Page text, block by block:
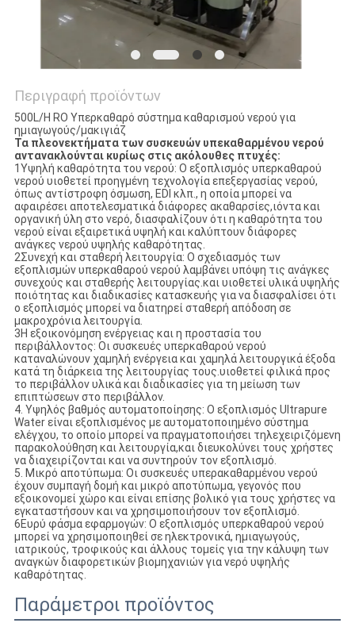
Περιγραφή προϊόντων
500L/H RO Υπερκαθαρό σύστημα καθαρισμού νερού για
ημιαγωγούς/μακιγιάζ
Τα πλεονεκτήματα των συσκευών υπεκαθαρμένου νερού
αντανακλούνται κυρίως στις ακόλουθες πτυχές:
1Υψηλή καθαρότητα του νερού: Ο εξοπλισμός υπερκαθαρού
νερού υιοθετεί προηγμένη τεχνολογία επεξεργασίας νερού,
όπως αντίστροφη όσμωση, EDI κλπ., η οποία μπορεί να
αφαιρέσει αποτελεσματικά διάφορες ακαθαρσίες,ιόντα και
οργανική ύλη στο νερό, διασφαλίζουν ότι η καθαρότητα του
νερού είναι εξαιρετικά υψηλή και καλύπτουν διάφορες
ανάγκες νερού υψηλής καθαρότητας.
2Συνεχή και σταθερή λειτουργία: Ο σχεδιασμός των
εξοπλισμών υπερκαθαρού νερού λαμβάνει υπόψη τις ανάγκες
συνεχούς και σταθερής λειτουργίας.και υιοθετεί υλικά υψηλής
ποιότητας και διαδικασίες κατασκευής για να διασφαλίσει ότι
ο εξοπλισμός μπορεί να διατηρεί σταθερή απόδοση σε
μακροχρόνια λειτουργία.
3Η εξοικονόμηση ενέργειας και η προστασία του
περιβάλλοντος: Οι συσκευές υπερκαθαρού νερού
καταναλώνουν χαμηλή ενέργεια και χαμηλά λειτουργικά έξοδα
κατά τη διάρκεια της λειτουργίας τους.υιοθετεί φιλικά προς
το περιβάλλον υλικά και διαδικασίες για τη μείωση των
επιπτώσεων στο περιβάλλον.
4. Υψηλός βαθμός αυτοματοποίησης: Ο εξοπλισμός Ultrapure
Water είναι εξοπλισμένος με αυτοματοποιημένο σύστημα
ελέγχου, το οποίο μπορεί να πραγματοποιήσει τηλεχειριζόμενη
παρακολούθηση και λειτουργία,και διευκολύνει τους χρήστες
να διαχειρίζονται και να συντηρούν τον εξοπλισμό.
5. Μικρό αποτύπωμα: Οι συσκευές υπερακαθαρμένου νερού
έχουν συμπαγή δομή και μικρό αποτύπωμα, γεγονός που
εξοικονομεί χώρο και είναι επίσης βολικό για τους χρήστες να
εγκαταστήσουν και να χρησιμοποιήσουν τον εξοπλισμό.
6Ευρύ φάσμα εφαρμογών: Ο εξοπλισμός υπερκαθαρού νερού
μπορεί να χρησιμοποιηθεί σε ηλεκτρονικά, ημιαγωγούς,
ιατρικούς, τροφικούς και άλλους τομείς για την κάλυψη των
αναγκών διαφορετικών βιομηχανιών για νερό υψηλής
καθαρότητας.
Παράμετροι προϊόντος